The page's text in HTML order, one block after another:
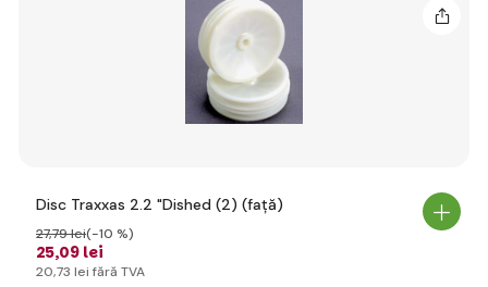
Disc Traxxas 2.2 "Dished (2) (față)
25,09 lei
27,79 lei(-10 %)
20,73 lei fără TVA